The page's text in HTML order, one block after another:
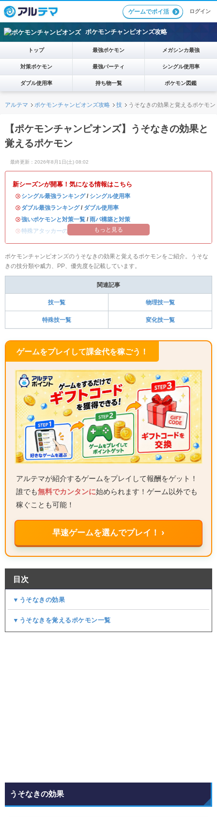
ゲームでポイ活 ログイン
ポケモンチャンピオンズ攻略
トップ 最強ポケモン メガシンカ最強
対策ポケモン 最強パーティ シングル使用率
ダブル使用率 持ち物一覧 ポケモン図鑑
アルテマ ポケモンチャンピオンズ攻略 技 うそなきの効果と覚えるポケモン
【ポケモンチャンピオンズ】うそなきの効果と
覚えるポケモン
最終更新：2026年8月1日(土) 08:02
新シーズンが開幕！気になる情報はこちら
・ シングル最強ランキング/ シングル使用率
・ ダブル最強ランキング/ ダブル使用率
・強いポケモンと対策一覧 / 雨パ構築と対策
・特殊アタッカーのおすすめランキング
もっと見る
ポケモンチャンピオンズのうそなきの効果と覚えるポケモンをご紹介。うそな
きの技分類や威力、PP、優先度を記載しています。
関連記事
技一覧 物理技一覧
特殊技一覧 変化技一覧
ゲームをプレイして課金代を稼ごう！
アルテマが紹介するゲームをプレイして報酬をゲット！
誰でも無料でカンタンに始められます！ゲーム以外でも
稼ぐことも可能！
早速ゲームを選んでプレイ！ ›
目次
▼うそなきの効果
▼うそなきを覚えるポケモン一覧
うそなきの効果